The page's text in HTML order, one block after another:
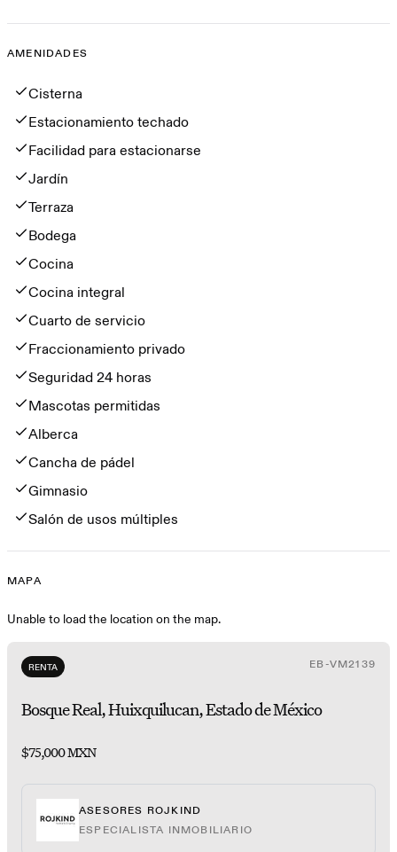
Amenidades
AMENIDADES
Cisterna
Estacionamiento techado
Facilidad para estacionarse
Jardín
Terraza
Bodega
Cocina
Cocina integral
Cuarto de servicio
Fraccionamiento privado
Seguridad 24 horas
Mascotas permitidas
Alberca
Cancha de pádel
Gimnasio
Salón de usos múltiples
Mapa
MAPA
Unable to load the location on the map.
RENTA EB-VM2139
Bosque Real, Huixquilucan, Estado de México
$75,000 MXN
ASESORES ROJKIND
ESPECIALISTA INMOBILIARIO